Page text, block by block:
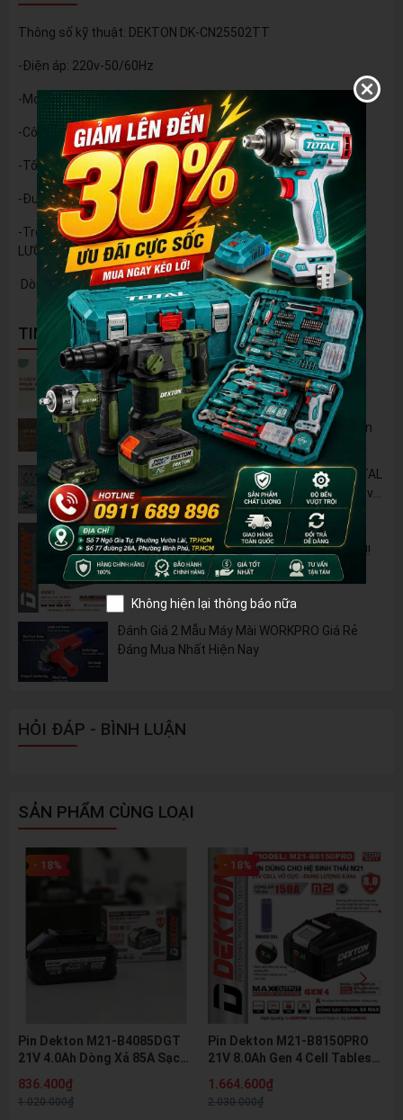
Thông số kỹ thuật: DEKTON DK-CN25502TT
-Điện áp: 220v-50/60Hz
-Model: DK-CN25502TT
-Công suất: 1800W
-Tốc độ: 6000v/phút
-Đường kĩnh lưỡi cắt tối đa: 255MM
-Trọng lượng: 15kg(TRỌNG LƯỢNG THỰC CỦA MÁY KO TÍNH
LƯỠI)
Dòng máy được Bảo Hành 6 tháng
TIN NỔI BẬT
5 Cách Tận Dụng Máy Phun Xịt Áp Lực Cao
Không Chỉ Để Rửa Xe
Tủ Dụng Cụ CSPS: Giải Pháp Sắp Xếp Chuyên
Nghiệp Cho Mọi Xưởng Cơ Khí
🔋 Đột Phá Công Nghệ: Pin Lithium 42V TOTAL
B42M – Giải Pháp Thay Thế Máy Dùng Điện và
Nhiên Liệu
Pin 2Ah Chân Phổ Thông Dekton M21-
B2065PLUS - GỌN NHẸ, TIỆN LỢI đã về hàng!!!
Đánh Giá 2 Mẫu Máy Mài WORKPRO Giá Rẻ
Đáng Mua Nhất Hiện Nay
HỎI ĐÁP - BÌNH LUẬN
SẢN PHẨM CÙNG LOẠI
- 18%
Pin Dekton M21-B4085DGT
21V 4.0Ah Dòng Xả 85A Sạc
Chính Hãng
836.400₫
1.020.000₫
- 18%
Pin Dekton M21-B8150PRO
21V 8.0Ah Gen 4 Cell Tabless
M21 Chính Hãng
1.664.600₫
2.030.000₫
Không hiện lại thông báo nữa